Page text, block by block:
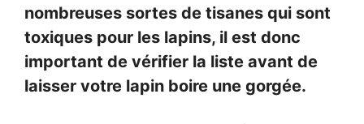
nombreuses sortes de tisanes qui sont
toxiques pour les lapins, il est donc
important de vérifier la liste avant de
laisser votre lapin boire une gorgée.